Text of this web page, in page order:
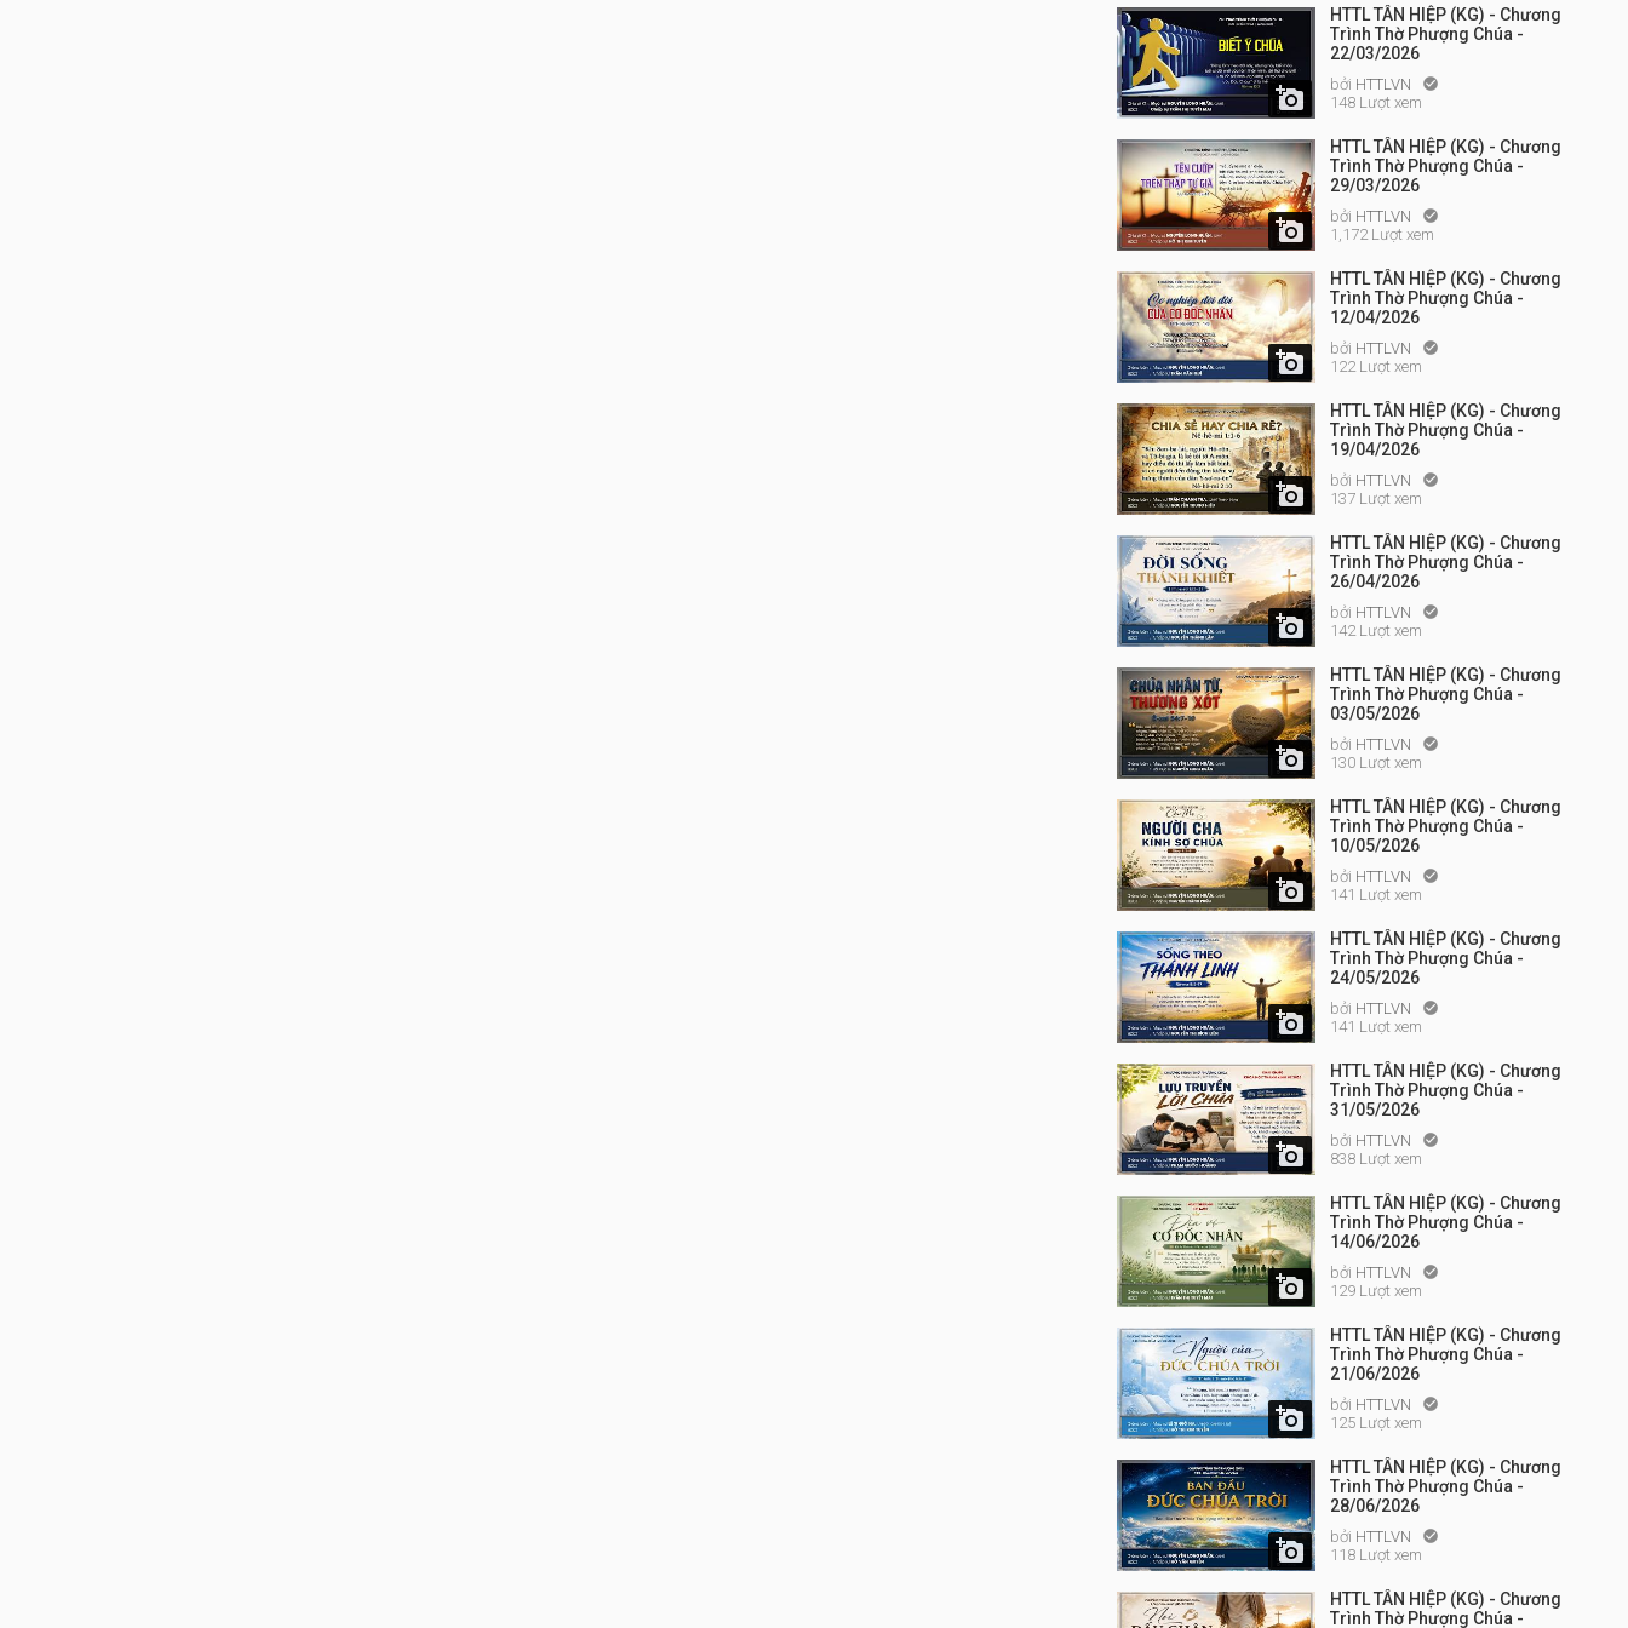

HTTL TÂN HIỆP (KG) - Chương
Trình Thờ Phượng Chúa -
22/03/2026
bởi HTTLVN 
148 Lượt xem

HTTL TÂN HIỆP (KG) - Chương
Trình Thờ Phượng Chúa -
29/03/2026
bởi HTTLVN 
1,172 Lượt xem

HTTL TÂN HIỆP (KG) - Chương
Trình Thờ Phượng Chúa -
12/04/2026
bởi HTTLVN 
122 Lượt xem

HTTL TÂN HIỆP (KG) - Chương
Trình Thờ Phượng Chúa -
19/04/2026
bởi HTTLVN 
137 Lượt xem

HTTL TÂN HIỆP (KG) - Chương
Trình Thờ Phượng Chúa -
26/04/2026
bởi HTTLVN 
142 Lượt xem

HTTL TÂN HIỆP (KG) - Chương
Trình Thờ Phượng Chúa -
03/05/2026
bởi HTTLVN 
130 Lượt xem

HTTL TÂN HIỆP (KG) - Chương
Trình Thờ Phượng Chúa -
10/05/2026
bởi HTTLVN 
141 Lượt xem

HTTL TÂN HIỆP (KG) - Chương
Trình Thờ Phượng Chúa -
24/05/2026
bởi HTTLVN 
141 Lượt xem

HTTL TÂN HIỆP (KG) - Chương
Trình Thờ Phượng Chúa -
31/05/2026
bởi HTTLVN 
838 Lượt xem

HTTL TÂN HIỆP (KG) - Chương
Trình Thờ Phượng Chúa -
14/06/2026
bởi HTTLVN 
129 Lượt xem

HTTL TÂN HIỆP (KG) - Chương
Trình Thờ Phượng Chúa -
21/06/2026
bởi HTTLVN 
125 Lượt xem

HTTL TÂN HIỆP (KG) - Chương
Trình Thờ Phượng Chúa -
28/06/2026
bởi HTTLVN 
118 Lượt xem
HTTL TÂN HIỆP (KG) - Chương
Trình Thờ Phượng Chúa -